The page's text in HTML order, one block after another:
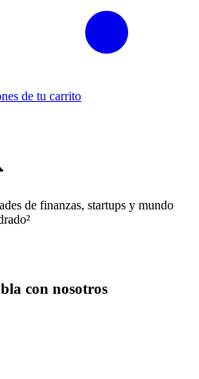
de tu carrito
de finanzas, startups y mundo
²
con nosotros